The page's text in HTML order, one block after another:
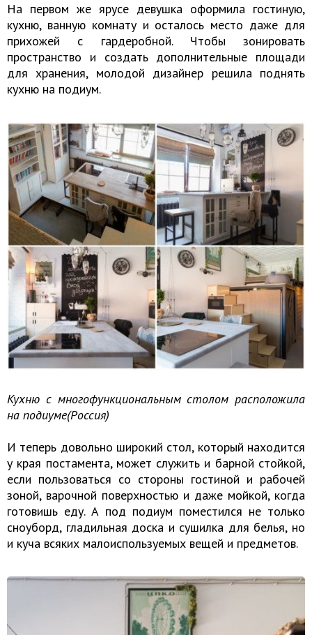
На первом же ярусе девушка оформила гостиную,
кухню, ванную комнату и осталось место даже для
прихожей с гардеробной. Чтобы зонировать
пространство и создать дополнительные площади
для хранения, молодой дизайнер решила поднять
кухню на подиум.
Кухню с многофункциональным столом расположила
на подиуме(Россия)
И теперь довольно широкий стол, который находится
у края постамента, может служить и барной стойкой,
если пользоваться со стороны гостиной и рабочей
зоной, варочной поверхностью и даже мойкой, когда
готовишь еду. А под подиум поместился не только
сноуборд, гладильная доска и сушилка для белья, но
и куча всяких малоиспользуемых вещей и предметов.